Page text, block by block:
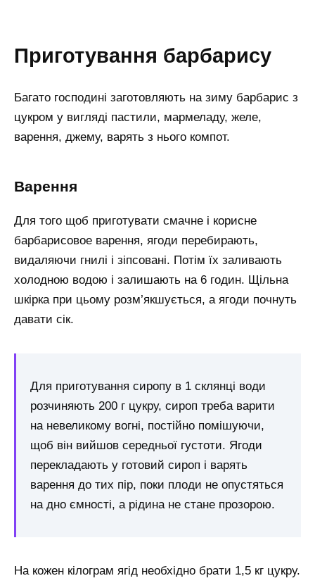
Приготування барбарису
Багато господині заготовляють на зиму барбарис з
цукром у вигляді пастили, мармеладу, желе,
варення, джему, варять з нього компот.
Варення
Для того щоб приготувати смачне і корисне
барбарисовое варення, ягоди перебирають,
видаляючи гнилі і зіпсовані. Потім їх заливають
холодною водою і залишають на 6 годин. Щільна
шкірка при цьому розм’якшується, а ягоди почнуть
давати сік.
Для приготування сиропу в 1 склянці води
розчиняють 200 г цукру, сироп треба варити
на невеликому вогні, постійно помішуючи,
щоб він вийшов середньої густоти. Ягоди
перекладають у готовий сироп і варять
варення до тих пір, поки плоди не опустяться
на дно ємності, а рідина не стане прозорою.
На кожен кілограм ягід необхідно брати 1,5 кг цукру.